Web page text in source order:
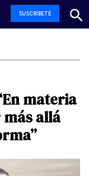
SUSCRÍBETE
materia
más allá